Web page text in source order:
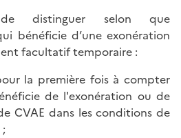
distinguer selon que
bénéficie d’une exonération
facultatif temporaire :
la première fois à compter
de l'exonération ou de
CVAE dans les conditions de